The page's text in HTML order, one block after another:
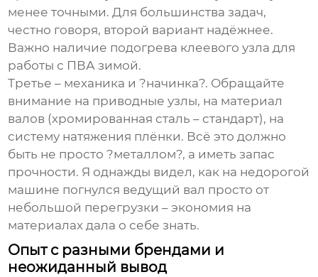
менее точными. Для большинства задач,
честно говоря, второй вариант надёжнее.
Важно наличие подогрева клеевого узла для
работы с ПВА зимой.
Третье – механика и ?начинка?. Обращайте
внимание на приводные узлы, на материал
валов (хромированная сталь – стандарт), на
систему натяжения плёнки. Всё это должно
быть не просто ?металлом?, а иметь запас
прочности. Я однажды видел, как на недорогой
машине погнулся ведущий вал просто от
небольшой перегрузки – экономия на
материалах дала о себе знать.
Опыт с разными брендами и
неожиданный вывод